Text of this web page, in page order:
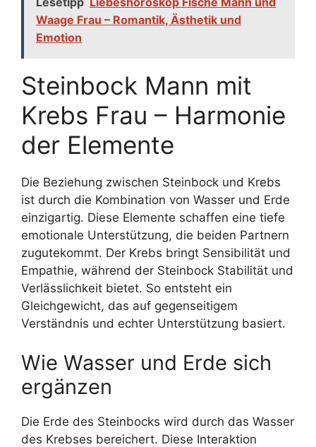
Waage Frau – Romantik, Ästhetik und
Emotion
Steinbock Mann mit
Krebs Frau – Harmonie
der Elemente
Die Beziehung zwischen Steinbock und Krebs
ist durch die Kombination von Wasser und Erde
einzigartig. Diese Elemente schaffen eine tiefe
emotionale Unterstützung, die beiden Partnern
zugutekommt. Der Krebs bringt Sensibilität und
Empathie, während der Steinbock Stabilität und
Verlässlichkeit bietet. So entsteht ein
Gleichgewicht, das auf gegenseitigem
Verständnis und echter Unterstützung basiert.
Wie Wasser und Erde sich
ergänzen
Die Erde des Steinbocks wird durch das Wasser
des Krebses bereichert. Diese Interaktion